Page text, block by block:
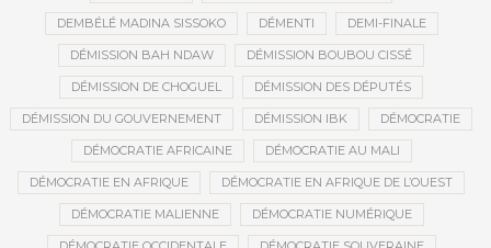
DEMBÉLÉ MADINA SISSOKO DÉMENTI DEMI-FINALE
DÉMISSION BAH NDAW DÉMISSION BOUBOU CISSÉ
DÉMISSION DE CHOGUEL DÉMISSION DES DÉPUTÉS
DÉMISSION DU GOUVERNEMENT DÉMISSION IBK DÉMOCRATIE
DÉMOCRATIE AFRICAINE DÉMOCRATIE AU MALI
DÉMOCRATIE EN AFRIQUE DÉMOCRATIE EN AFRIQUE DE L’OUEST
DÉMOCRATIE MALIENNE DÉMOCRATIE NUMÉRIQUE